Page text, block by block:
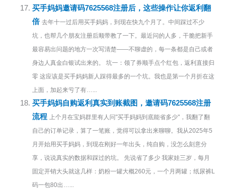
买手妈妈邀请码7625568注册后，这些操作让你返利翻
倍 去年十一过后用买手妈妈，到现在快九个月了。中间踩过不少
坑，也帮几个朋友注册后顺带教了一下。最近问的人多，干脆把新手
最容易出问题的地方一次写清楚——不聊虚的，每一条都是自己或者
身边人真金白银试出来的。 坑一：领了券顺手点个红包，返利直接归
零 这应该是买手妈妈新人踩得最多的一个坑。我也是第一个月折在这
上面，加起来亏了有…...
买手妈妈自购返利真实到账截图，邀请码7625568注册
流程
上个月在宝妈群里有人问"买手妈妈到底能省多少"，我翻了翻
自己的订单记录，算了一笔账，觉得可以拿出来聊聊。我从2025年5
月开始用买手妈妈，到现在刚好一年出头，纯自购，没怎么刻意分
享，说说真实的数据和踩过的坑。 先说省了多少 我家娃三岁，每月
固定开销大头就这几样：奶粉一罐大概260元，一个月两罐；纸尿裤L
码一包80出…...